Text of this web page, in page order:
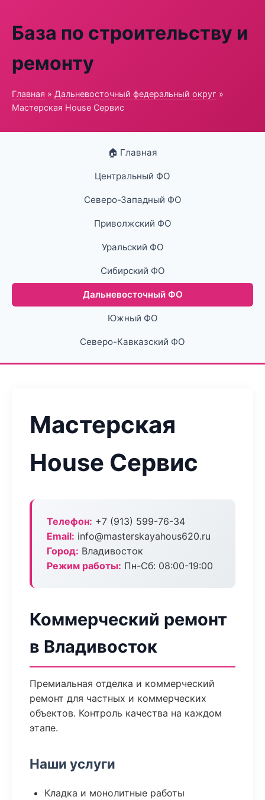
База по строительству и
ремонту
Главная » Дальневосточный федеральный округ »
Мастерская House Сервис
🏠 Главная
Центральный ФО
Северо-Западный ФО
Приволжский ФО
Уральский ФО
Сибирский ФО
Дальневосточный ФО
Южный ФО
Северо-Кавказский ФО
Мастерская
House Сервис
Телефон: +7 (913) 599-76-34
Email: info@masterskayahous620.ru
Город: Владивосток
Режим работы: Пн-Сб: 08:00-19:00
Коммерческий ремонт
в Владивосток
Премиальная отделка и коммерческий
ремонт для частных и коммерческих
объектов. Контроль качества на каждом
этапе.
Наши услуги
Кладка и монолитные работы